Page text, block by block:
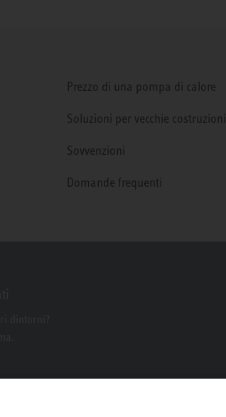
Prezzo di una pompa di calore
Soluzioni per vecchie costruzioni
Sovvenzioni
Domande frequenti